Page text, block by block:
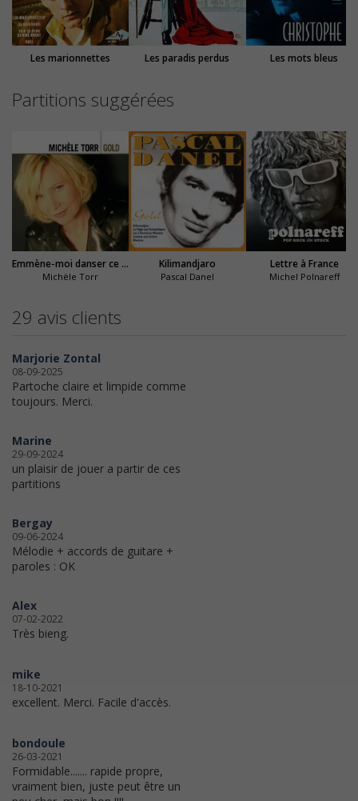
Les marionnettes Les paradis perdus Les mots bleus
Partitions suggérées
Emmène-moi danser ce soir
Michèle Torr
Kilimandjaro
Pascal Danel
Lettre à France
Michel Polnareff
29 avis clients
Marjorie Zontal
08-09-2025
Partoche claire et limpide comme
toujours. Merci.
Marine
29-09-2024
un plaisir de jouer a partir de ces
partitions
Bergay
09-06-2024
Mélodie + accords de guitare +
paroles : OK
Alex
07-02-2022
Très bieng.
mike
18-10-2021
excellent. Merci. Facile d'accès.
bondoule
26-03-2021
Formidable....... rapide propre,
vraiment bien, juste peut être un